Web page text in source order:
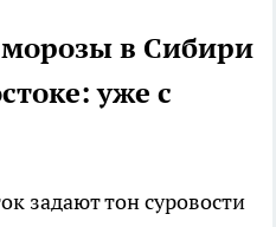
в Сибири
уже с
задают тон суровости